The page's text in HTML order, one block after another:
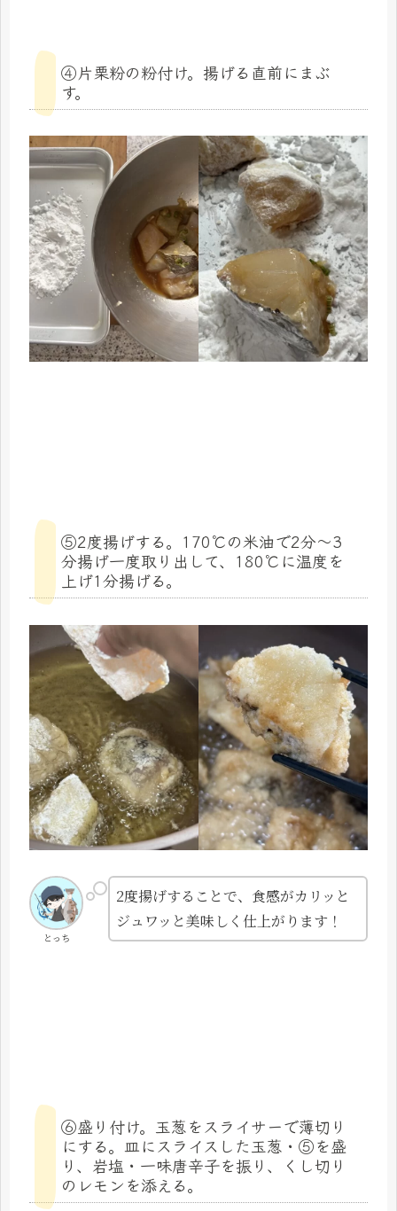
④片栗粉の粉付け。揚げる直前にまぶ
す。
⑤2度揚げする。170℃の米油で2分〜3
分揚げ一度取り出して、180℃に温度を
上げ1分揚げる。
とっち
2度揚げすることで、食感がカリッと
ジュワッと美味しく仕上がります！
⑥盛り付け。玉葱をスライサーで薄切り
にする。皿にスライスした玉葱・⑤を盛
り、岩塩・一味唐辛子を振り、くし切り
のレモンを添える。